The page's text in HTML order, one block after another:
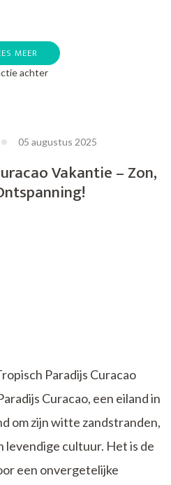
MEER
achterop
Curacao
Boeken!
05 augustus 2025
Vakantie – Zon,
Paradijs Curacao
Curacao, een eiland in
om zijn witte zandstranden,
levendige cultuur. Het is de
een onvergetelijke